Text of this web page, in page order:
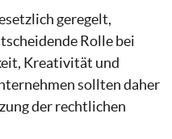
geregelt,
Rolle bei
Kreativität und
sollten daher
der rechtlichen